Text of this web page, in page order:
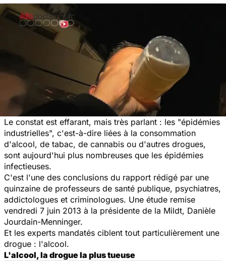
Le constat est effarant, mais très parlant : les "épidémies
industrielles", c'est-à-dire liées à la consommation
d'alcool, de tabac, de cannabis ou d'autres drogues,
sont aujourd'hui plus nombreuses que les épidémies
infectieuses.
C'est l'une des conclusions du rapport rédigé par une
quinzaine de professeurs de santé publique, psychiatres,
addictologues et criminologues. Une étude remise
vendredi 7 juin 2013 à la présidente de la Mildt, Danièle
Jourdain-Menninger.
Et les experts mandatés ciblent tout particulièrement une
drogue : l'alcool.
L'alcool, la drogue la plus tueuse